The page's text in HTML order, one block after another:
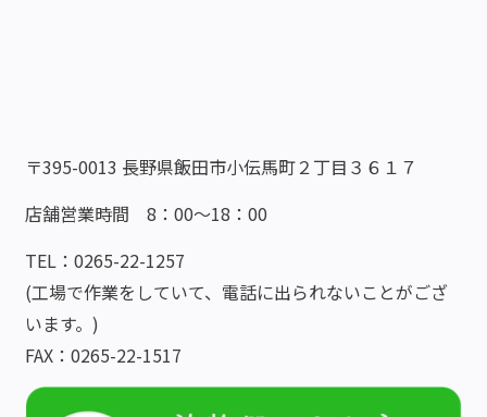
〒395-0013 長野県飯田市小伝馬町２丁目３６１７
店舗営業時間 8：00～18：00
TEL：0265-22-1257
(工場で作業をしていて、電話に出られないことがござ
います。)
FAX：0265-22-1517